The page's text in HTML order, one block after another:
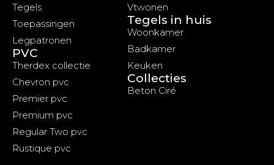
Tegels
Toepassingen
Legpatronen
PVC
Therdex collectie
Chevron pvc
Premier pvc
Premium pvc
Regular Two pvc
Rustique pvc
Vtwonen
Tegels in huis
Woonkamer
Badkamer
Keuken
Collecties
Beton Ciré